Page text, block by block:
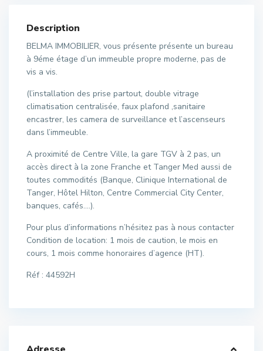
Description
BELMA IMMOBILIER, vous présente présente un bureau
à 9éme étage d’un immeuble propre moderne, pas de
vis a vis.
(l’installation des prise partout, double vitrage
climatisation centralisée, faux plafond ,sanitaire
encastrer, les camera de surveillance et l’ascenseurs
dans l’immeuble.
A proximité de Centre Ville, la gare TGV à 2 pas, un
accès direct à la zone Franche et Tanger Med aussi de
toutes commodités (Banque, Clinique International de
Tanger, Hôtel Hilton, Centre Commercial City Center,
banques, cafés….).
Pour plus d’informations n’hésitez pas à nous contacter
Condition de location: 1 mois de caution, le mois en
cours, 1 mois comme honoraires d’agence (HT).
Réf : 44592H